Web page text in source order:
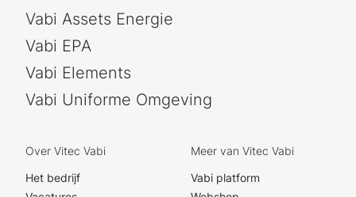
Vabi Assets Energie
Vabi EPA
Vabi Elements
Vabi Uniforme Omgeving
Over Vitec Vabi
Het bedrijf
Meer van Vitec Vabi
Vabi platform